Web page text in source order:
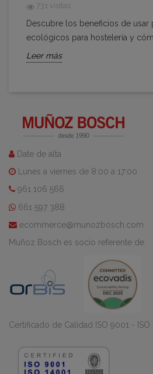
731 visitas
Descubre los beneficios de
ecológicos para hostelería y
Leer más
Date de alta
Lunes a viernes de 8:00 a 17:00
961 106 566
661 597 388
ecommerce@munozbosch.com
Muñoz Bosch es socio referente de
Certificado de Calidad ISO 9001 - ISO